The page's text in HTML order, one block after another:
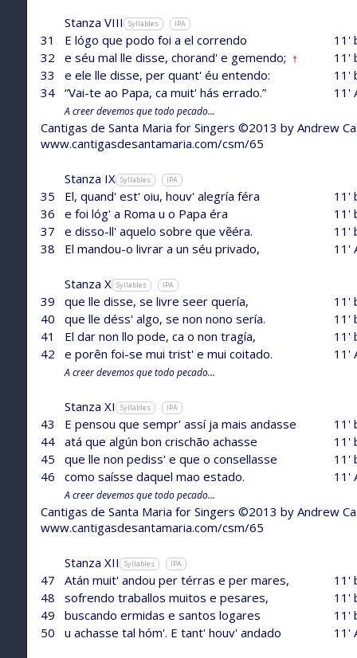
Stanza VIII Syllables IPA
31 E lógo que podo foi a el correndo
11'
32
e séu mal lle disse, chorand' e gemendo; †
11'
33
e ele lle disse, per quant' éu entendo:
11'
34
“Vai-te ao Papa, ca muit' hás errado.” 11'
A creer devemos que todo pecado...
Cantigas de Santa Maria for Singers ©2013 by Andrew
www.cantigasdesantamaria.com/csm/65
Stanza IX Syllables IPA
35 El, quand' est' oiu, houv' alegría féra
11'
36
e foi lóg' a Roma u o Papa éra
11'
37
e disso-ll' aquelo sobre que vẽéra.
11'
38
El mandou-o livrar a un séu privado, 11'
Stanza X Syllables IPA
39 que lle disse, se livre seer quería,
11'
40
que lle déss' algo, se non nono sería.
11'
41
El dar non llo pode, ca o non tragía,
11'
42
e porên foi-se mui trist' e mui coitado. 11'
A creer devemos que todo pecado...
Stanza XI Syllables IPA
43 E pensou que sempr' assí ja mais andasse
11'
44
atá que algún bon crischão achasse
11'
45
que lle non pediss' e que o consellasse
11'
46
como saísse daquel mao estado. 11'
A creer devemos que todo pecado...
Cantigas de Santa Maria for Singers ©2013 by Andrew
www.cantigasdesantamaria.com/csm/65
Stanza XII Syllables IPA
47 Atán muit' andou per térras e per mares,
11'
48
sofrendo traballos muitos e pesares,
11'
49
buscando ermidas e santos logares
11'
50
u achasse tal hóm'. E tant' houv' andado 11'